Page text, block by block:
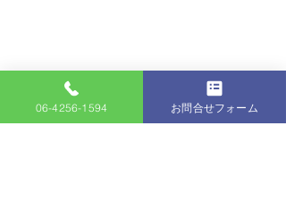
06-4256-1594 お問合せフォーム